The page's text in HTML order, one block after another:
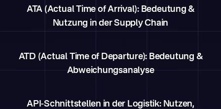
ATA (Actual Time of Arrival): Bedeutung &
Nutzung in der Supply Chain
ATD (Actual Time of Departure): Bedeutung &
Abweichungsanalyse
API-Schnittstellen in der Logistik: Nutzen,